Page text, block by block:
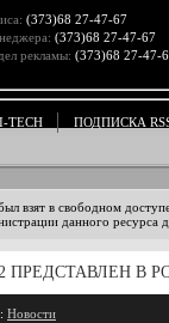
(373)68 27-47-67
(373)68 27-47-67
рекламы: (373)68 27-47-
TECH ПОДПИСКА
взят в свободном
данного ресурса
ПРЕДСТАВЛЕН В
Новости